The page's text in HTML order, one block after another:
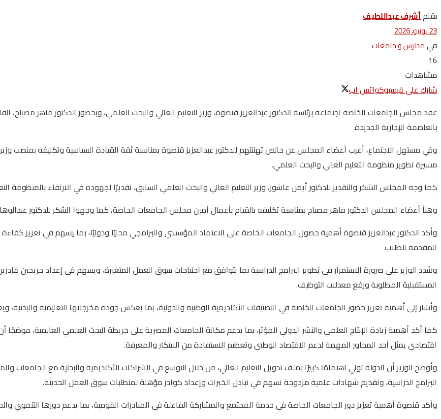
بقلمأشرف عبداللطيف
23 يونيو، 2026
فيمدارس و جامعات
16
مشاهدات
شارك على فيسبوكواتس اب
عقد مجلس الجامعات الخاصة اجتماعه برئاسة الدكتور عبدالعزيز قنصوة، وزير التعليم العالي والبحث العلمي، وبحضور الدكتور ماهر
بالعاصمة الإدارية الجديدة.
وفي مستهل الاجتماع، أعرب أعضاء المجلس عن خالص تهنئتهم للدكتور عبدالعزيز قنصوة بمناسبة ثقة القيادة السياسية وتكليفه بمنصب
مسيرة تطوير منظومة التعليم العالي والبحث العلمي.
كما وجه المجلس الشكر والتقدير للدكتور أيمن عاشور، وزير التعليم العالي والبحث العلمي السابق، تقديرًا لجهوده في الارتقاء بالمنظومة
وهنأ أعضاء المجلس الدكتور ماهر مصباح بمناسبة تكليفه بالقيام بأعمال أمين مجلس الجامعات الخاصة، كما وجهوا الشكر للدكتور
وأكد الدكتور عبدالعزيز قنصوة أهمية حصول الجامعات الخاصة على الاعتماد المؤسسي والبرامجي محليًا ودوليًا، بما يسهم في تعزيز كفاءة
المقدمة للطلاب.
وشدد الوزير على ضرورة الاستمرار في تطوير البرامج الدراسية بما يتوافق مع احتياجات سوق العمل المتغيرة، ويسهم في إعداد خريجين
المستقبلية المطلوبة ورفع معدلات التوظيف.
وأشار إلى أهمية تعزيز حضور الجامعات الخاصة في التصنيفات الأكاديمية الوطنية والدولية، بما يعكس جودة مخرجاتها التعليمية والبحثية،
كما أكد أهمية زيادة الإنتاج العلمي والنشر الدولي المؤثر، بما يدعم مكانة الجامعات المصرية على خريطة البحث العلمي العالمية،
اقتصادي يمثل أحد المحاور المهمة لدعم الاقتصاد الوطني وتعظيم الاستفادة من الابتكار والمعرفة.
وأوضح الوزير أن الدولة تولي اهتمامًا كبيرًا بملف تدويل التعليم العالي، من خلال التوسع في الشراكات الأكاديمية والبحثية مع الجامعات
البرامج الدراسية، وتقديم شهادات علمية مزدوجة تسهم في تبادل الخبرات وإعداد كوادر مؤهلة لمتطلبات سوق العمل الحديثة.
وأكد قنصوة أهمية تعزيز دور الجامعات الخاصة في خدمة المجتمع والمشاركة الفاعلة في المبادرات القومية، بما يدعم دورها التنموي